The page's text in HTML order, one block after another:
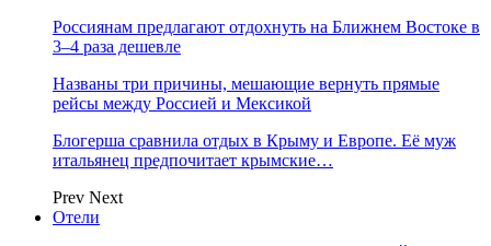
Россиянам предлагают отдохнуть на Ближнем Востоке в
3–4 раза дешевле
Названы три причины, мешающие вернуть прямые
рейсы между Россией и Мексикой
Блогерша сравнила отдых в Крыму и Европе. Её муж
итальянец предпочитает крымские…
Prev Next
Отели